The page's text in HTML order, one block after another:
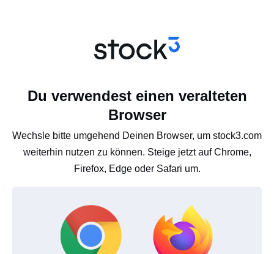
Du verwendest einen veralteten
Browser
Wechsle bitte umgehend Deinen Browser, um stock3.com
weiterhin nutzen zu können. Steige jetzt auf Chrome,
Firefox, Edge oder Safari um.